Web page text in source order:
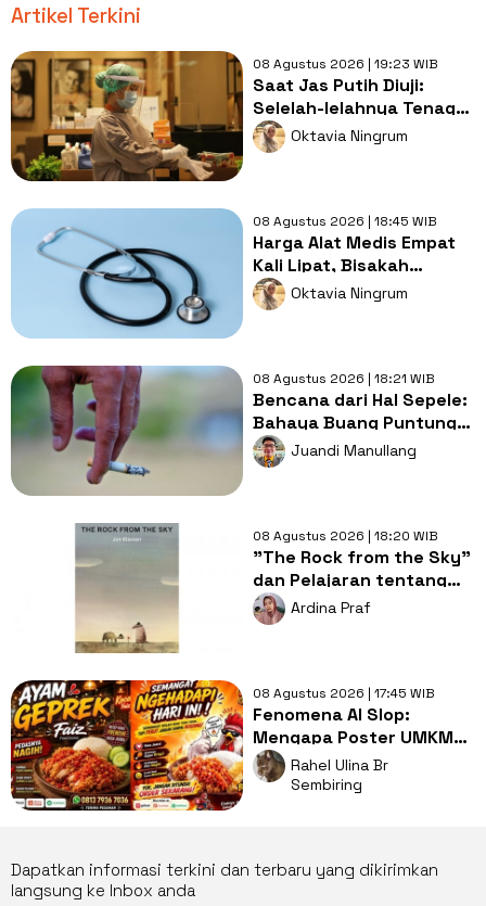
Artikel Terkini
08 Agustus 2026 | 19:23 WIB
Saat Jas Putih Diuji:
Selelah-lelahnya Tenaga
Kesehatan, Tetap Lebih
Melelahkan Jadi Pasien
Oktavia Ningrum
08 Agustus 2026 | 18:45 WIB
Harga Alat Medis Empat
Kali Lipat, Bisakah
Layanan Kesehatan
Tetap Murah?
Oktavia Ningrum
08 Agustus 2026 | 18:21 WIB
Bencana dari Hal Sepele:
Bahaya Buang Puntung
Rokok Sembarangan di
Musim Kemarau
Juandi Manullang
08 Agustus 2026 | 18:20 WIB
"The Rock from the Sky"
dan Pelajaran tentang
Berani Menghadapi
Perubahan
Ardina Praf
08 Agustus 2026 | 17:45 WIB
Fenomena AI Slop:
Mengapa Poster UMKM
Makin Seragam dan Bikin
Kita Bosan?
Rahel Ulina Br
Sembiring
Dapatkan informasi terkini dan terbaru yang dikirimkan
langsung ke Inbox anda